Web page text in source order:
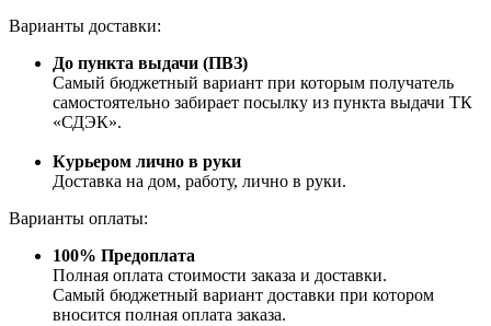
Варианты доставки:
До пункта выдачи (ПВЗ)
Самый бюджетный вариант при которым получатель
самостоятельно забирает посылку из пункта выдачи ТК
«СДЭК».
Курьером лично в руки
Доставка на дом, работу, лично в руки.
Варианты оплаты:
100% Предоплата
Полная оплата стоимости заказа и доставки.
Самый бюджетный вариант доставки при котором
вносится полная оплата заказа.